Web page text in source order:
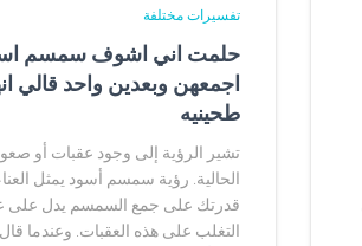
تفسيرات مختلفة
حلمت اني اشوف سمسم
اجمعهن وبعدين واحد قالي
طحينيه
تشير الرؤية إلى وجود عقبات أو
الحالية. رؤية سمسم أسود يمثل
قدرتك على جمع السمسم يدل على
التغلب على هذه العقبات. وعندما